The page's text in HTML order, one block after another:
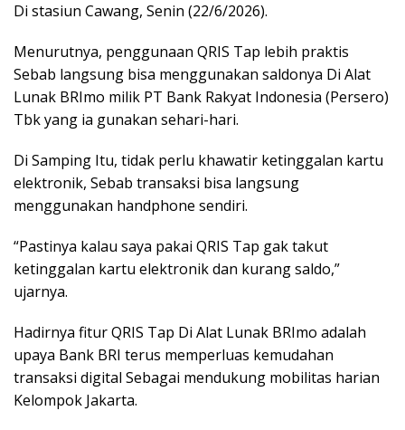
Di stasiun Cawang, Senin (22/6/2026).
Menurutnya, penggunaan QRIS Tap lebih praktis
Sebab langsung bisa menggunakan saldonya Di Alat
Lunak BRImo milik PT Bank Rakyat Indonesia (Persero)
Tbk yang ia gunakan sehari-hari.
Di Samping Itu, tidak perlu khawatir ketinggalan kartu
elektronik, Sebab transaksi bisa langsung
menggunakan handphone sendiri.
“Pastinya kalau saya pakai QRIS Tap gak takut
ketinggalan kartu elektronik dan kurang saldo,”
ujarnya.
Hadirnya fitur QRIS Tap Di Alat Lunak BRImo adalah
upaya Bank BRI terus memperluas kemudahan
transaksi digital Sebagai mendukung mobilitas harian
Kelompok Jakarta.